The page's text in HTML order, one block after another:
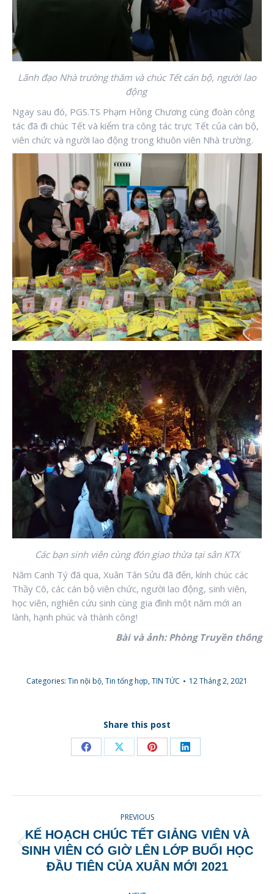
Lãnh đạo Nhà trường thăm và chúc Tết cán bộ, người lao
động
Ngay sau đó, PGS.TS Phạm Hồng Chương cùng đoàn công
tác đã đi chúc Tết và kiểm tra công tác trực Tết của cán bộ,
viên chức và người lao động trong khuôn viên Nhà trường.
Các bạn sinh viên cùng đón giao thừa tại sân KTX
Năm Canh Tý đã qua, Xuân Tân Sửu đã đến, kính chúc các
Thầy Cô, các cán bộ viên chức, người lao động, sinh viên,
học viên, nghiên cứu sinh cùng gia đình một năm mới an
lành, hạnh phúc và thành công!
Bài và ảnh: Phòng Truyền thông
Categories: Tin nội bộ,Tin tổng hợp,TIN TỨC 12 Tháng 2, 2021
Share this post
Share Share Share Share
NAVIGATION
PREVIOUS
Previous
post:
KẾ HOẠCH CHÚC TẾT GIẢNG VIÊN VÀ
SINH VIÊN CÓ GIỜ LÊN LỚP BUỔI HỌC
ĐẦU TIÊN CỦA XUÂN MỚI 2021